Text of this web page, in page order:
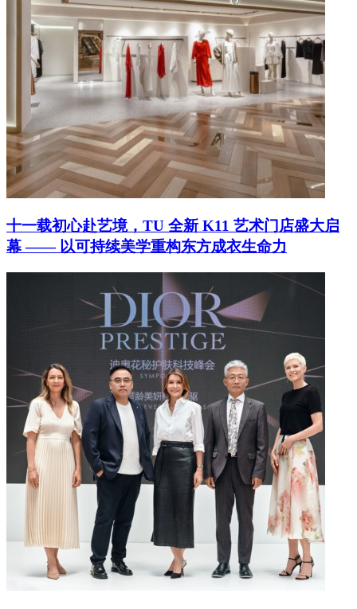
十一载初心赴艺境，TU 全新 K11 艺术门店盛大启
幕 —— 以可持续美学重构东方成衣生命力